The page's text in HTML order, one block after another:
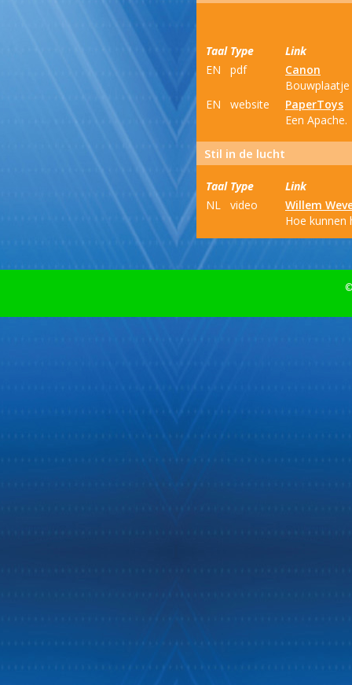
Taal Type
Link
EN
pdf
Canon
EN
website
PaperToys
Een Apache.
Stil in de lucht
Taal Type
Link
NL
video
Willem
Hoe kunnen